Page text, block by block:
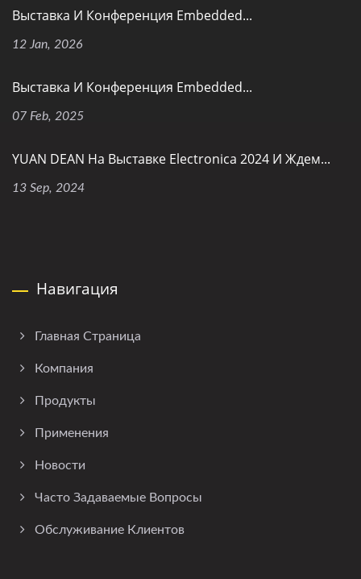
Выставка И Конференция Embedded...
12 Jan, 2026
Выставка И Конференция Embedded...
07 Feb, 2025
YUAN DEAN На Выставке Electronica 2024 И Ждем...
13 Sep, 2024
Навигация
Главная Страница
Компания
Продукты
Применения
Новости
Часто Задаваемые Вопросы
Обслуживание Клиентов